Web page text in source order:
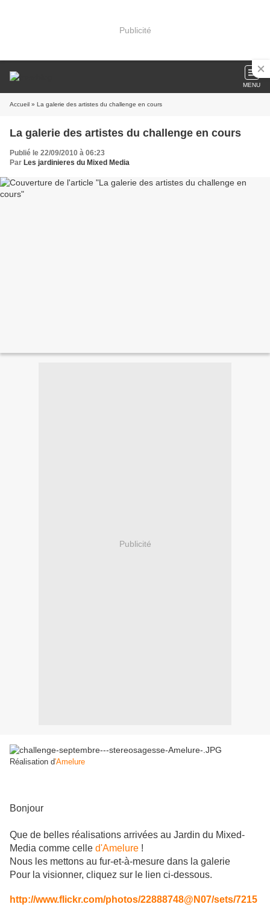
Publicité
MENU
Accueil » La galerie des artistes du challenge en cours
La galerie des artistes du challenge en cours
Publié le 22/09/2010 à 06:23
Par Les jardinieres du Mixed Media
Publicité
Réalisation d'Amelure
Bonjour
Que de belles réalisations arrivées au Jardin du Mixed-
Media comme celle d'Amelure !
Nous les mettons au fur-et-à-mesure dans la galerie
Pour la visionner, cliquez sur le lien ci-dessous.
http://www.flickr.com/photos/22888748@N07/sets/7215